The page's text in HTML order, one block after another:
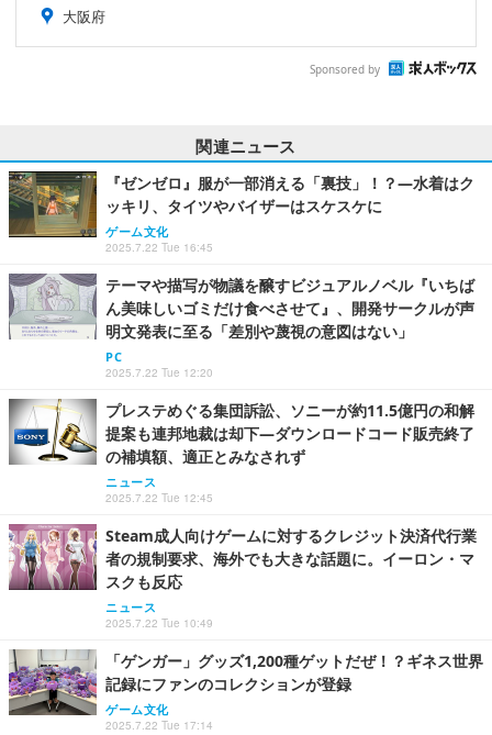
大阪府
Sponsored by
関連ニュース
『ゼンゼロ』服が一部消える「裏技」！？―水着はク
ッキリ、タイツやバイザーはスケスケに
ゲーム文化
2025.7.22 Tue 16:45
テーマや描写が物議を醸すビジュアルノベル『いちば
ん美味しいゴミだけ食べさせて』、開発サークルが声
明文発表に至る「差別や蔑視の意図はない」
PC
2025.7.22 Tue 12:20
プレステめぐる集団訴訟、ソニーが約11.5億円の和解
提案も連邦地裁は却下―ダウンロードコード販売終了
の補填額、適正とみなされず
ニュース
2025.7.22 Tue 12:45
Steam成人向けゲームに対するクレジット決済代行業
者の規制要求、海外でも大きな話題に。イーロン・マ
スクも反応
ニュース
2025.7.22 Tue 10:49
「ゲンガー」グッズ1,200種ゲットだぜ！？ギネス世界
記録にファンのコレクションが登録
ゲーム文化
2025.7.22 Tue 17:14